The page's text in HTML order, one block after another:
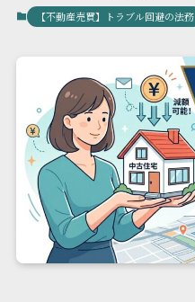
【不動産売買】トラブル回避の法務